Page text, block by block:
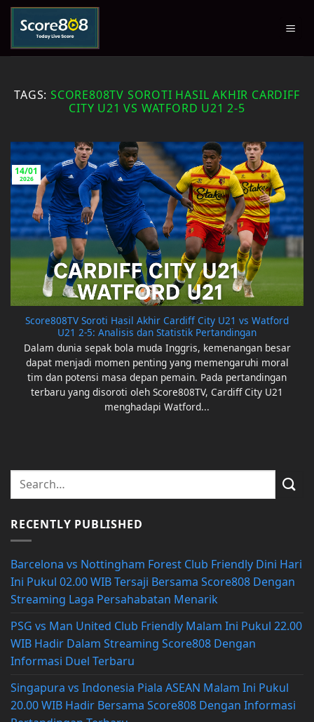
Skip
content
TAGS:SCORE808TV SOROTI HASIL AKHIR CARDIFF
CITY U21 VS WATFORD U21 2-5
Score808TV Soroti Hasil Akhir Cardiff City U21 vs Watford
U21 2-5: Analisis dan Statistik Pertandingan
Dalam dunia sepak bola muda Inggris, kemenangan besar
dapat menjadi momen penting yang memengaruhi moral
tim dan potensi masa depan pemain. Pada pertandingan
terbaru yang disoroti oleh Score808TV, Cardiff City U21
menghadapi Watford...
14/01
2026
RECENTLY PUBLISHED
Barcelona vs Nottingham Forest Club Friendly Dini Hari
Ini Pukul 02.00 WIB Tersaji Bersama Score808 Dengan
Streaming Laga Persahabatan Menarik
PSG vs Man United Club Friendly Malam Ini Pukul 22.00
WIB Hadir Dalam Streaming Score808 Dengan
Informasi Duel Terbaru
Singapura vs Indonesia Piala ASEAN Malam Ini Pukul
20.00 WIB Hadir Bersama Score808 Dengan Informasi